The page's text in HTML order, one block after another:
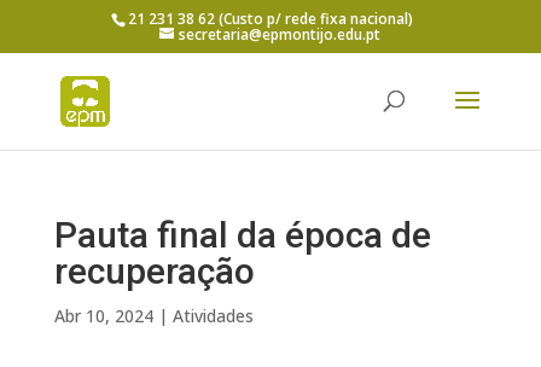
21 231 38 62 (Custo p/ rede fixa nacional)
secretaria@epmontijo.edu.pt
Pauta final da época de
recuperação
Abr 10, 2024| Atividades